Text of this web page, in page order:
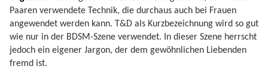
Paaren verwendete Technik, die durchaus auch bei Frauen
angewendet werden kann. T&D als Kurzbezeichnung wird so gut
wie nur in der BDSM-Szene verwendet. In dieser Szene herrscht
jedoch ein eigener Jargon, der dem gewöhnlichen Liebenden
fremd ist.